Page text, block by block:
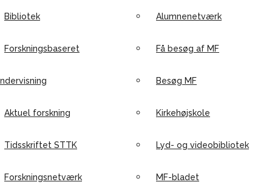
Bibliotek
Forskningsbaseret
Aktuel forskning
Tidsskriftet STTK
Forskningsnetværk
Alumnenetværk
Få besøg af MF
Besøg MF
Kirkehøjskole
Lyd- og videobibliotek
MF-bladet